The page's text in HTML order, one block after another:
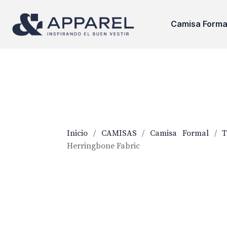
Camisa
Inicio / CAMISAS / Camisa Formal/
Herringbone Fabric